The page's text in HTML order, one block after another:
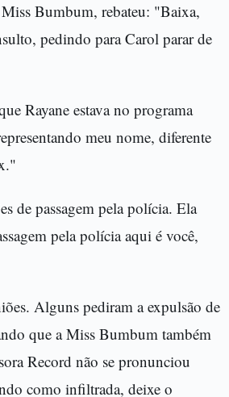
Bumbum, rebateu: "Baixa,
pedindo para Carol parar de
Rayane estava no programa
meu nome, diferente
de passagem pela polícia. Ela
pela polícia aqui é você,
Alguns pediram a expulsão de
que a Miss Bumbum também
Record não se pronunciou
como infiltrada, deixe o